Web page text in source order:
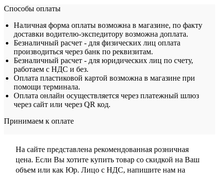
Способы оплаты
Наличная форма оплаты возможна в магазине, по факту
доставки водителю-экспедитору возможна доплата.
Безналичный расчет - для физических лиц оплата
производиться через банк по реквизитам.
Безналичный расчет - для юридических лиц по счету,
работаем с НДС и без.
Оплата пластиковой картой возможна в магазине при
помощи терминала.
Оплата онлайн осуществляется через платежный шлюз
через сайт или через QR код.
Принимаем к оплате
На сайте представлена рекомендованная розничная
цена. Если Вы хотите купить товар со скидкой на Ваш
объем или как Юр. Лицо с НДС, напишите нам на